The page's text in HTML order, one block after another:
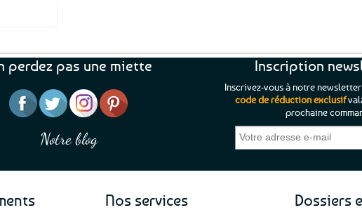
je recommande pour
bons et beaux produits
:-)”Patricia M.
“J’ai mis 5 étoiles parce que je pouvais pas
en mettre 6 ;)
Je suis plus que satisfaite de mon achat et
de ma livraison. Ne changez rien”Jade C.
de
perdez pas une miette
Notre blog
Inscription
Inscrivez-vous à notre
code de réduction exclusif
prochaine
Nos services Dossiers